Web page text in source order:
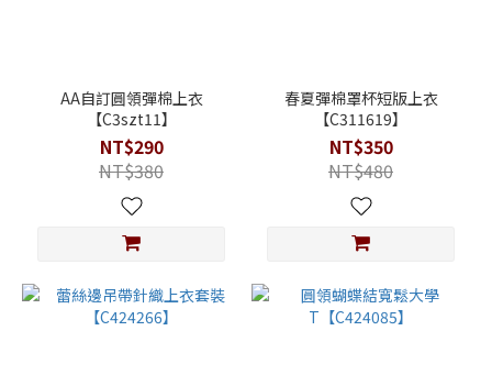
AA自訂圓領彈棉上衣
【C3szt11】
NT$290
NT$380
春夏彈棉罩杯短版上衣
【C311619】
NT$350
NT$480